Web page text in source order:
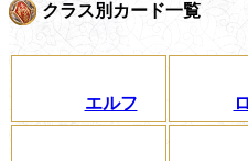
クラス別カード一覧
エルフ